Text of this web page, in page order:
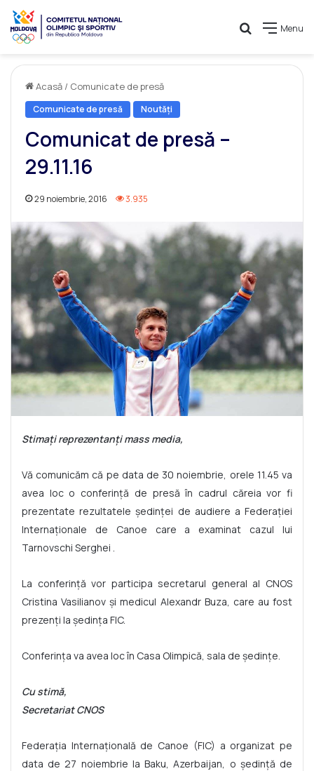
Menu
Caută
Acasă / Comunicate de presă
Comunicate de presă Noutăți
Comunicat de presă –
29.11.16
29 noiembrie, 2016 3.935
Stimați reprezentanți mass media,
Vă comunicăm că pe data de 30 noiembrie, orele 11.45 va
avea loc o conferință de presă în cadrul căreia vor fi
prezentate rezultatele ședinței de audiere a Federației
Internaționale de Canoe care a examinat cazul lui
Tarnovschi Serghei .
La conferință vor participa secretarul general al CNOS
Cristina Vasilianov și medicul Alexandr Buza, care au fost
prezenți la ședința FIC.
Conferința va avea loc în Casa Olimpică, sala de ședințe.
Cu stimă,
Secretariat CNOS
Federația Internațională de Canoe (FIC) a organizat pe
data de 27 noiembrie la Baku, Azerbaijan, o ședință de